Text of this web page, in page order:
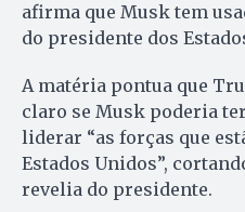
afirma que Musk tem
do presidente dos
A matéria pontua que
claro se Musk poderia
liderar “as forças que
Estados Unidos”,
revelia do presidente.